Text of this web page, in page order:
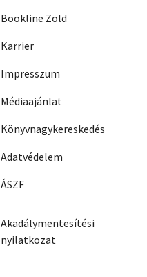
Bookline Zöld
Karrier
Impresszum
Médiaajánlat
Könyvnagykereskedés
Adatvédelem
ÁSZF
Akadálymentesítési
nyilatkozat